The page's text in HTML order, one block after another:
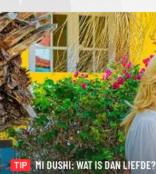
TIP
MI DUSHI: WAT IS DAN LIEFDE?